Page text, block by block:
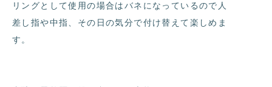
リングとして使用の場合はバネになっているので人
差し指や中指、その日の気分で付け替えて楽しめま
す。